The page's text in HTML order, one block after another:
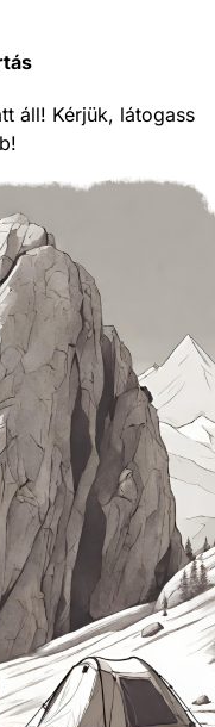
áll! Kérjük, látogass